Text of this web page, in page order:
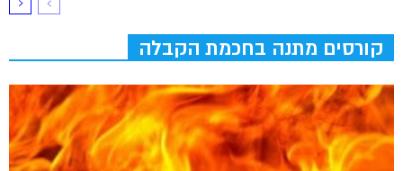
קורסים מתנה בחכמת הקבלה